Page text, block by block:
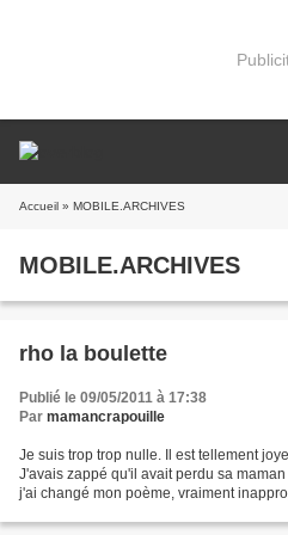
Accueil » MOBILE.ARCHIVES
MOBILE.ARCHIVES
rho la boulette
Publié le 09/05/2011 à 17:38
Par mamancrapouille
Je suis trop trop nulle. Il est tellement
J'avais zappé qu'il avait perdu sa
j'ai changé mon poème, vraiment